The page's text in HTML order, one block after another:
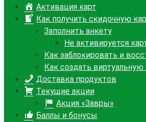
Активация карт
Как получить скидочную
Заполнить анкету
Не активируется
Как заблокировать и
Как создать виртуальную
Доставка продуктов
Текущие акции
Акция «Завры»
Баллы и бонусы